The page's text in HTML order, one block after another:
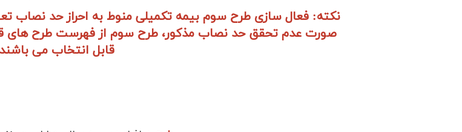
نکته: فعال سازی طرح سوم بیمه تکمیلی منوط به احراز حد نصاب
قابل انتخاب می